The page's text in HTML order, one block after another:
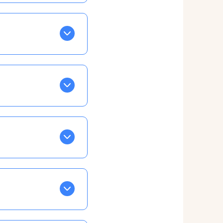
Tapez sur celle
EN VERT
la semaine, mais
ainsi vous
taux horaire
confirmations par
ce qui ne vous
à cet effet